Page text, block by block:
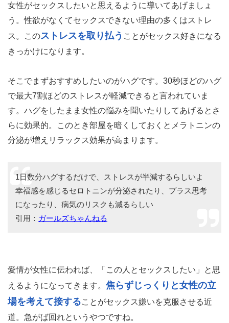
女性がセックスしたいと思えるように導いてあげましょ
う。性欲がなくてセックスできない理由の多くはストレ
ス。このストレスを取り払う ことがセックス好きになる
きっかけになります。
そこでまずおすすめしたいのがハグです。30秒ほどのハグ
で最大7割ほどのストレスが軽減できると言われていま
す。ハグをしたまま女性の悩みを聞いたりしてあげるとさ
らに効果的。このとき部屋を暗くしておくとメラトニンの
分泌が増えリラックス効果が高まります。
1日数分ハグするだけで、ストレスが半減するらしいよ
幸福感を感じるセロトニンが分泌されたり、プラス思考
になったり、病気のリスクも減るらしい
引用： ガールズちゃんねる
愛情が女性に伝われば、「この人とセックスしたい」と思
えるようになってきます。 焦らずじっくりと女性の立
場を考えて接することがセックス嫌いを克服させる近
道。急がば回れというやつですね。